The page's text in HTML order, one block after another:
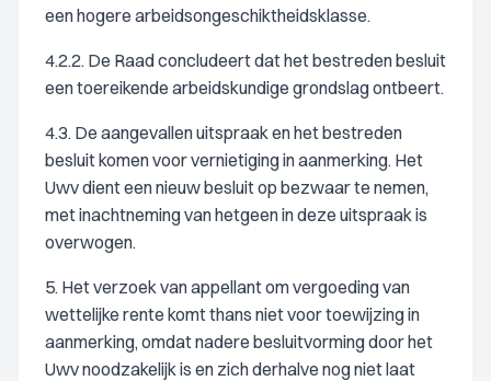
een hogere arbeidsongeschiktheidsklasse.
4.2.2. De Raad concludeert dat het bestreden besluit
een toereikende arbeidskundige grondslag ontbeert.
4.3. De aangevallen uitspraak en het bestreden
besluit komen voor vernietiging in aanmerking. Het
Uwv dient een nieuw besluit op bezwaar te nemen,
met inachtneming van hetgeen in deze uitspraak is
overwogen.
5. Het verzoek van appellant om vergoeding van
wettelijke rente komt thans niet voor toewijzing in
aanmerking, omdat nadere besluitvorming door het
Uwv noodzakelijk is en zich derhalve nog niet laat